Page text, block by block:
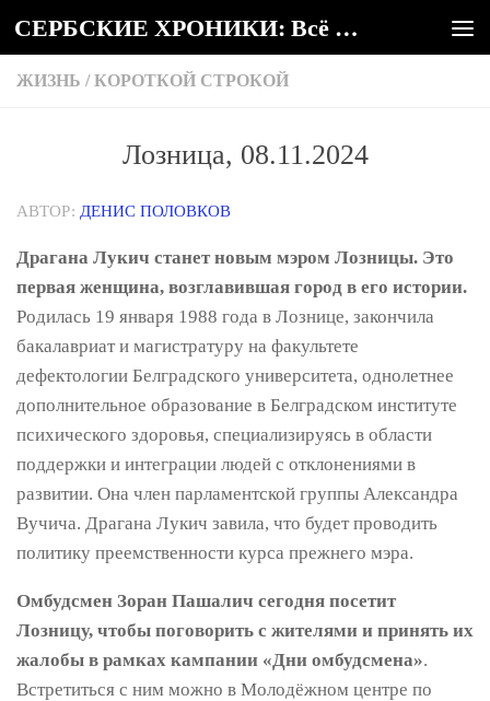
Под записью СЕРБСКИЕ ХРОНИКИ: Всё о Сербии
ЖИЗНЬ / КОРОТКОЙ СТРОКОЙ
Лозница, 08.11.2024
АВТОР: ДЕНИС ПОЛОВКОВ
Драгана Лукич станет новым мэром Лозницы. Это
первая женщина, возглавившая город в его истории.
Родилась 19 января 1988 года в Лознице, закончила
бакалавриат и магистратуру на факультете
дефектологии Белградского университета, однолетнее
дополнительное образование в Белградском институте
психического здоровья, специализируясь в области
поддержки и интеграции людей с отклонениями в
развитии. Она член парламентской группы Александра
Вучича. Драгана Лукич завила, что будет проводить
политику преемственности курса прежнего мэра.
Омбудсмен Зоран Пашалич сегодня посетит
Лозницу, чтобы поговорить с жителями и принять их
жалобы в рамках кампании «Дни омбудсмена».
Встретиться с ним можно в Молодёжном центре по